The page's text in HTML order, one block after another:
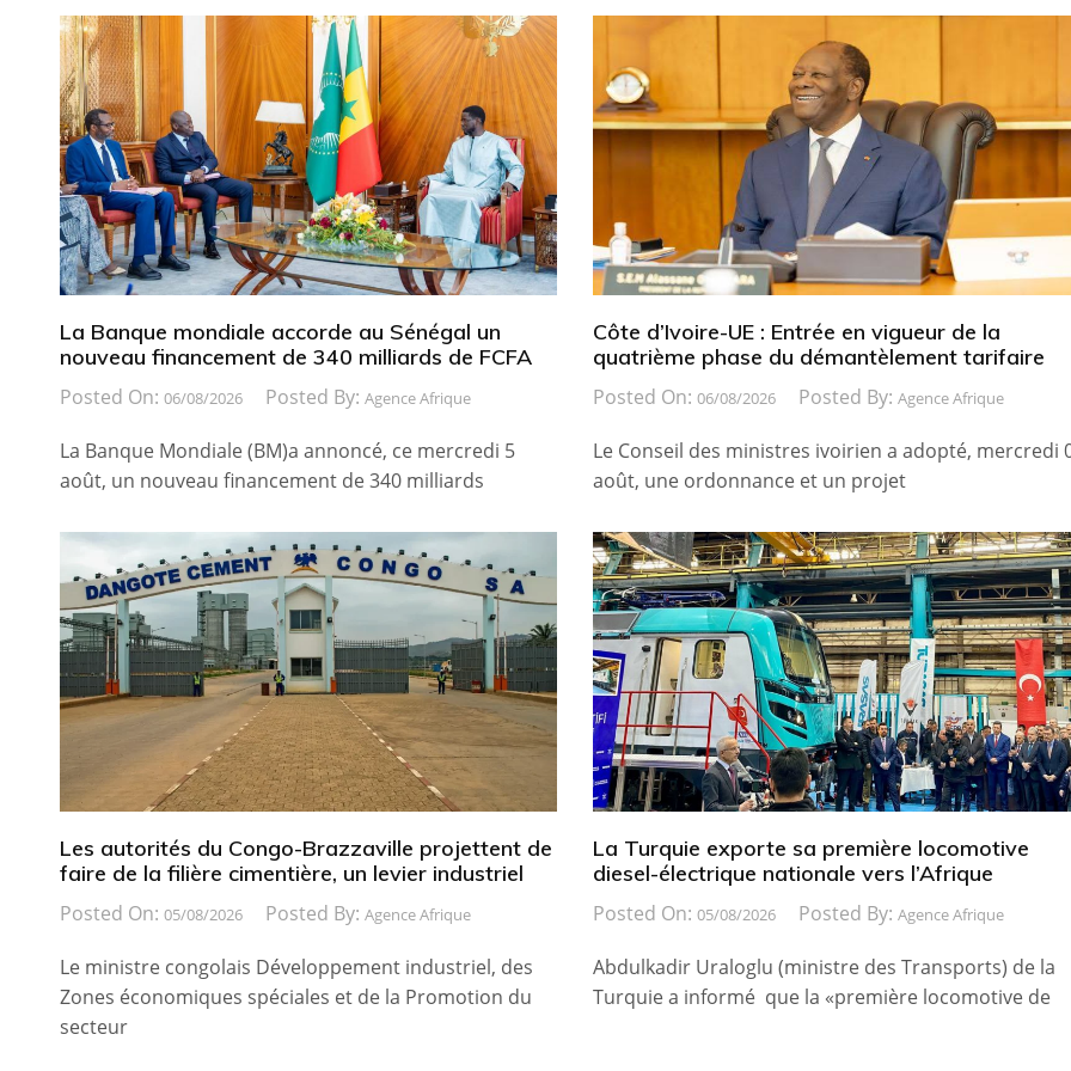
La Banque mondiale accorde au Sénégal un
nouveau financement de 340 milliards de FCFA
Posted On: 06/08/2026 Posted By: Agence Afrique
La Banque Mondiale (BM)a annoncé, ce mercredi 5
août, un nouveau financement de 340 milliards
Côte d’Ivoire-UE : Entrée en vigueur de la
quatrième phase du démantèlement tarifaire
Posted On: 06/08/2026 Posted By: Agence Afrique
Le Conseil des ministres ivoirien a adopté, mercredi
août, une ordonnance et un projet
Les autorités du Congo-Brazzaville projettent de
faire de la filière cimentière, un levier industriel
Posted On: 05/08/2026 Posted By: Agence Afrique
Le ministre congolais Développement industriel, des
Zones économiques spéciales et de la Promotion du
secteur
La Turquie exporte sa première locomotive
diesel-électrique nationale vers l’Afrique
Posted On: 05/08/2026 Posted By: Agence Afrique
Abdulkadir Uraloglu (ministre des Transports) de la
Turquie a informé que la «première locomotive de